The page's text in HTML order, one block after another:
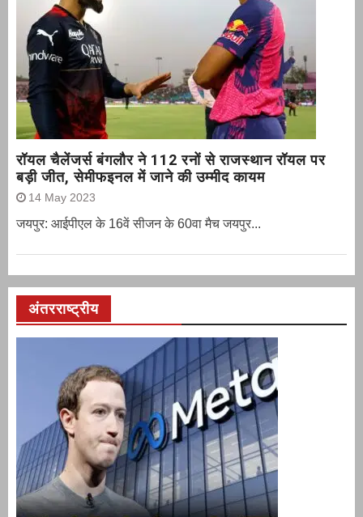
रॉयल चैलेंजर्स बंगलौर ने 112 रनों से राजस्थान रॉयल पर
बड़ी जीत, सेमीफइनल में जाने की उम्मीद कायम
14 May 2023
जयपुर: आईपीएल के 16वें सीजन के 60वा मैच जयपुर...
अंतरराष्ट्रीय